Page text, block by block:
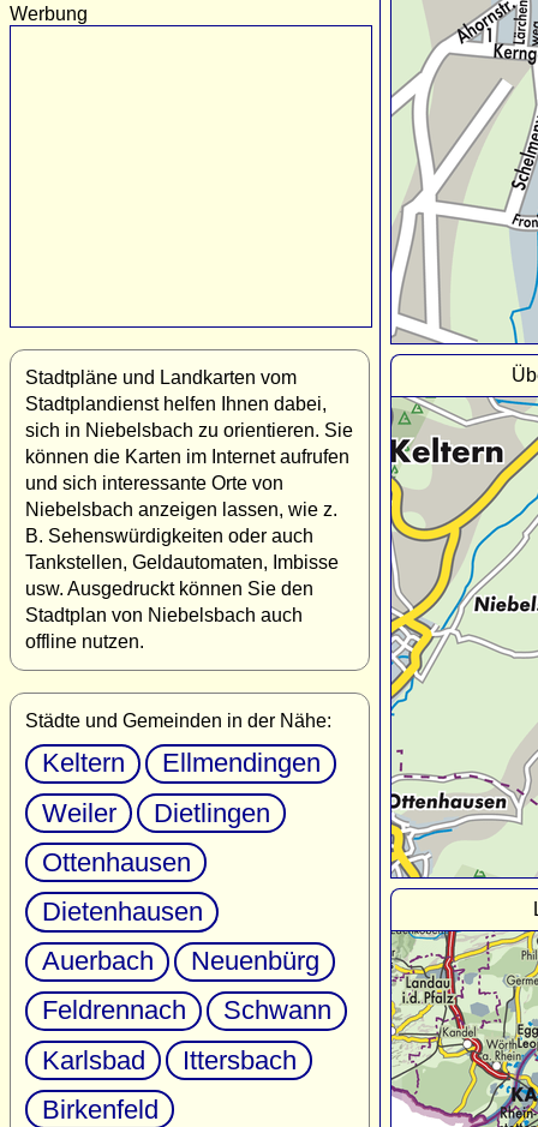
Werbung
Stadtpläne und Landkarten vom
Stadtplandienst helfen Ihnen dabei,
sich in Niebelsbach zu orientieren. Sie
können die Karten im Internet aufrufen
und sich interessante Orte von
Niebelsbach anzeigen lassen, wie z.
B. Sehenswürdigkeiten oder auch
Tankstellen, Geldautomaten, Imbisse
usw. Ausgedruckt können Sie den
Stadtplan von Niebelsbach auch
offline nutzen.
Städte und Gemeinden in der Nähe:
Keltern
Ellmendingen
Weiler
Dietlingen
Ottenhausen
Dietenhausen
Auerbach
Neuenbürg
Feldrennach
Schwann
Karlsbad
Ittersbach
Birkenfeld